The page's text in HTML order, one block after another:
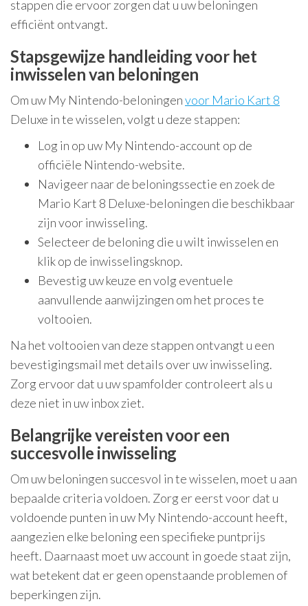
stappen die ervoor zorgen dat u uw beloningen
efficiënt ontvangt.
Stapsgewijze handleiding voor het
inwisselen van beloningen
Om uw My Nintendo-beloningenvoor Mario Kart 8
Deluxe in te wisselen, volgt u deze stappen:
Log in op uw My Nintendo-account op de
officiële Nintendo-website.
Navigeer naar de beloningssectie en zoek de
Mario Kart 8 Deluxe-beloningen die beschikbaar
zijn voor inwisseling.
Selecteer de beloning die u wilt inwisselen en
klik op de inwisselingsknop.
Bevestig uw keuze en volg eventuele
aanvullende aanwijzingen om het proces te
voltooien.
Na het voltooien van deze stappen ontvangt u een
bevestigingsmail met details over uw inwisseling.
Zorg ervoor dat u uw spamfolder controleert als u
deze niet in uw inbox ziet.
Belangrijke vereisten voor een
succesvolle inwisseling
Om uw beloningen succesvol in te wisselen, moet u aan
bepaalde criteria voldoen. Zorg er eerst voor dat u
voldoende punten in uw My Nintendo-account heeft,
aangezien elke beloning een specifieke puntprijs
heeft. Daarnaast moet uw account in goede staat zijn,
wat betekent dat er geen openstaande problemen of
beperkingen zijn.